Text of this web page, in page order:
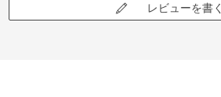
レビューを書く